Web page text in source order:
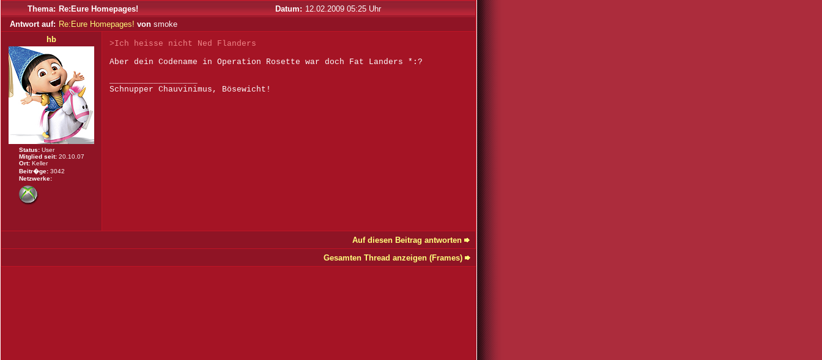
Thema: Re:Eure Homepages! Datum: 12.02.2009 05:25 Uhr
Antwort auf: Re:Eure Homepages! von smoke
hb
Status: User
Mitglied seit: 20.10.07
Ort: Keller
Beitr�ge: 3042
Netzwerke:
>Ich heisse nicht Ned Flanders
Aber dein Codename in Operation Rosette war doch Fat Landers *:?
Schnupper Chauvinimus, Bösewicht!
Auf diesen Beitrag antworten
Gesamten Thread anzeigen (Frames)